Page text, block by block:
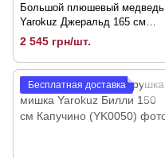
Большой плюшевый медведь
Yarokuz Джеральд 165 см
Белый (YK0054)
2 545 грн/шт.
Бесплатная доставка